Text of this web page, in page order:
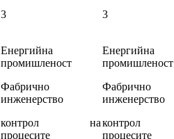
3 3
Енергийна
промишленост
Фабрично
инженерство
контрол на
процесите
Енергийна
промишленост
Фабрично
инженерство
процесите